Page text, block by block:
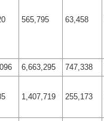
565,795 63,458
6,663,295 747,338
1,407,719 255,173